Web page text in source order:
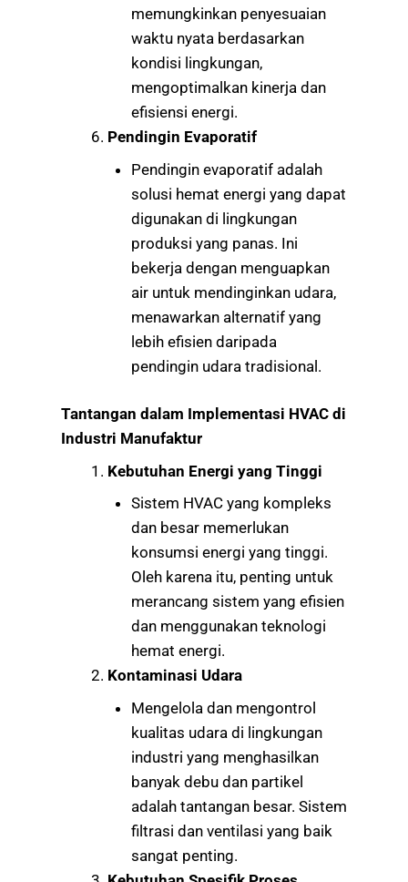
memungkinkan penyesuaian
waktu nyata berdasarkan
kondisi lingkungan,
mengoptimalkan kinerja dan
efisiensi energi.
Pendingin Evaporatif
Pendingin evaporatif adalah
solusi hemat energi yang dapat
digunakan di lingkungan
produksi yang panas. Ini
bekerja dengan menguapkan
air untuk mendinginkan udara,
menawarkan alternatif yang
lebih efisien daripada
pendingin udara tradisional.
Tantangan dalam Implementasi HVAC di
Industri Manufaktur
Kebutuhan Energi yang Tinggi
Sistem HVAC yang kompleks
dan besar memerlukan
konsumsi energi yang tinggi.
Oleh karena itu, penting untuk
merancang sistem yang efisien
dan menggunakan teknologi
hemat energi.
Kontaminasi Udara
Mengelola dan mengontrol
kualitas udara di lingkungan
industri yang menghasilkan
banyak debu dan partikel
adalah tantangan besar. Sistem
filtrasi dan ventilasi yang baik
sangat penting.